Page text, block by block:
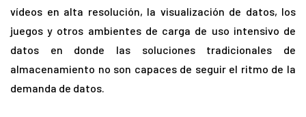
vídeos en alta resolución, la visualización de datos, los
juegos y otros ambientes de carga de uso intensivo de
datos en donde las soluciones tradicionales de
almacenamiento no son capaces de seguir el ritmo de la
demanda de datos.